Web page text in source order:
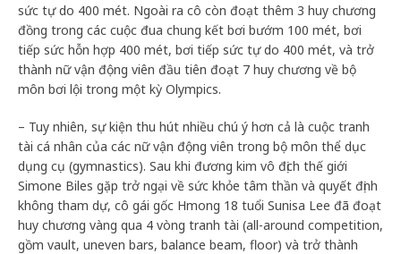
sức tự do 400 mét. Ngoài ra cô còn đoạt thêm 3 huy chương
đồng trong các cuộc đua chung kết bơi bướm 100 mét, bơi
tiếp sức hỗn hợp 400 mét, bơi tiếp sức tự do 400 mét, và trở
thành nữ vận động viên đầu tiên đoạt 7 huy chương về bộ
môn bơi lội trong một kỳ Olympics.
– Tuy nhiên, sự kiện thu hút nhiều chú ý hơn cả là cuộc tranh
tài cá nhân của các nữ vận động viên trong bộ môn thể dục
dụng cụ (gymnastics). Sau khi đương kim vô địch thế giới
Simone Biles gặp trở ngại về sức khỏe tâm thần và quyết định
không tham dự, cô gái gốc Hmong 18 tuổi Sunisa Lee đã đoạt
huy chương vàng qua 4 vòng tranh tài (all-around competition,
gồm vault, uneven bars, balance beam, floor) và trở thành